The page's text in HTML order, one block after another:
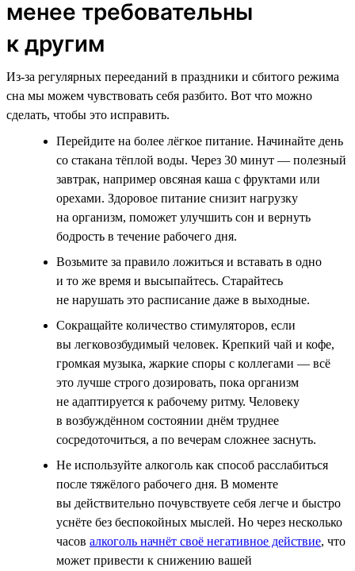
менее требовательны
к другим
Из-за регулярных перееданий в праздники и сбитого режима
сна мы можем чувствовать себя разбито. Вот что можно
сделать, чтобы это исправить.
Перейдите на более лёгкое питание. Начинайте день
со стакана тёплой воды. Через 30 минут — полезный
завтрак, например овсяная каша с фруктами или
орехами. Здоровое питание снизит нагрузку
на организм, поможет улучшить сон и вернуть
бодрость в течение рабочего дня.
Возьмите за правило ложиться и вставать в одно
и то же время и высыпайтесь. Старайтесь
не нарушать это расписание даже в выходные.
Сокращайте количество стимуляторов, если
вы легковозбудимый человек. Крепкий чай и кофе,
громкая музыка, жаркие споры с коллегами — всё
это лучше строго дозировать, пока организм
не адаптируется к рабочему ритму. Человеку
в возбуждённом состоянии днём труднее
сосредоточиться, а по вечерам сложнее заснуть.
Не используйте алкоголь как способ расслабиться
после тяжёлого рабочего дня. В моменте
вы действительно почувствуете себя легче и быстро
уснёте без беспокойных мыслей. Но через несколько
часов алкоголь начнёт своё негативное действие, что
может привести к снижению вашей